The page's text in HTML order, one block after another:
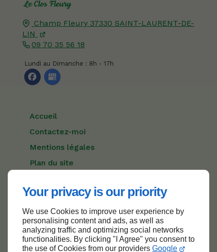
Your privacy is our priority
We use Cookies to improve user experience by
personalising content and ads, as well as
analyzing traffic and optimizing social networks
functionalities. By clicking "I Agree" you consent to
the use of Cookies from our providers Google
Champ Fleury 37330 SAINT-LAURENT-DE-
LIN
09 70 35 56 18
Lundi au Dimanche : 8h - 17h
Accueil
Contactez-moi
Mentions légales
Plan du site
Haut de page